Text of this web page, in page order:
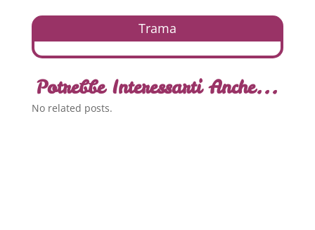
Trama
Potrebbe Interessarti Anche...
No related posts.